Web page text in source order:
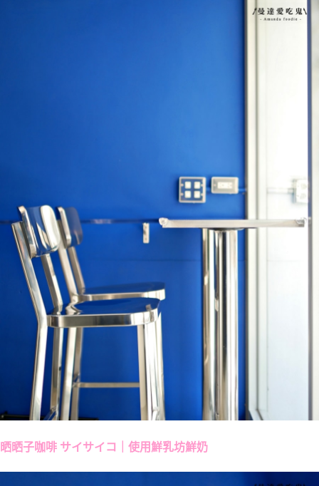
晒晒子咖啡 サイサイコ｜使用鮮乳坊鮮奶